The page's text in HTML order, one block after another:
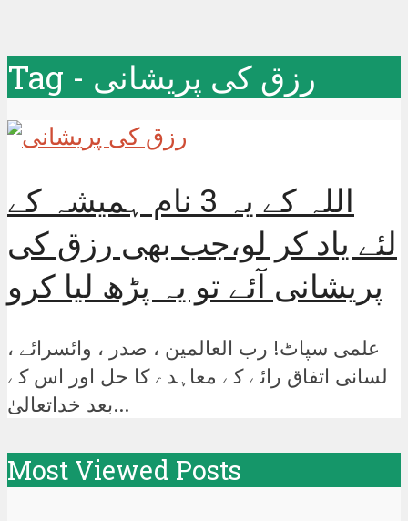
Tag - رزق کی پریشانی
اللہ کے یہ 3 نام ہمیشہ کے
لئے یاد کر لو،جب بھی رزق کی
پریشانی آئے تو یہ پڑھ لیا کرو
علمی سپاٹ! رب العالمین ، صدر ، وائسرائے ،
لسانی اتفاق رائے کے معاہدے کا حل اور اس کے
بعد خداتعالیٰ...
Most Viewed Posts